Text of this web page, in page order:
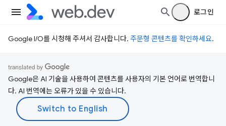
로그인
Google I/O를 시청해 주셔서 감사합니다. 주문형 콘텐츠를 확인하세요.
Google은 AI 기술을 사용하여 콘텐츠를 사용자의 기본 언어로 번역합니
다. AI 번역에는 오류가 있을 수 있습니다.